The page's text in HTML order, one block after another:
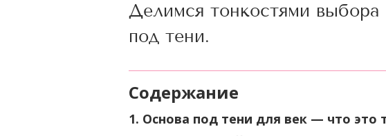
Делимся тонкостями выбора
под тени.
Содержание
1. Основа под тени для век — что это